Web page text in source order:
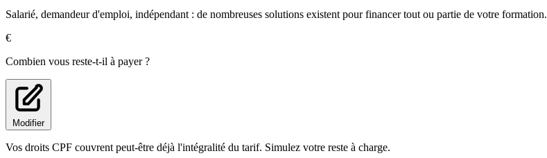
Salarié, demandeur d'emploi, indépendant : de nombreuses solutions existent pour financer tout ou partie de votre formation.
€
Combien vous reste-t-il à payer ?
Modifier
Vos droits CPF couvrent peut-être déjà l'intégralité du tarif. Simulez votre reste à charge.